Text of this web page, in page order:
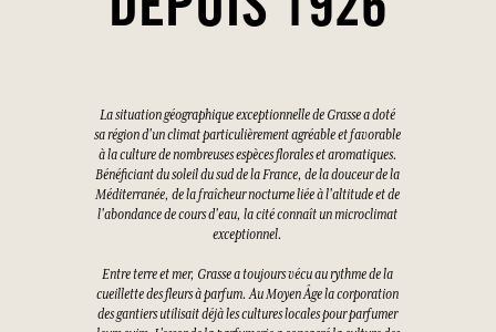
DEPUIS 1926
La situation géographique exceptionnelle de Grasse a doté
sa région d'un climat particulièrement agréable et favorable
à la culture de nombreuses espèces florales et aromatiques.
Bénéficiant du soleil du sud de la France, de la douceur de la
Méditerranée, de la fraîcheur nocturne liée à l'altitude et de
l'abondance de cours d'eau, la cité connaît un microclimat
exceptionnel.
Entre terre et mer, Grasse a toujours vécu au rythme de la
cueillette des fleurs à parfum. Au Moyen Âge la corporation
des gantiers utilisait déjà les cultures locales pour parfumer